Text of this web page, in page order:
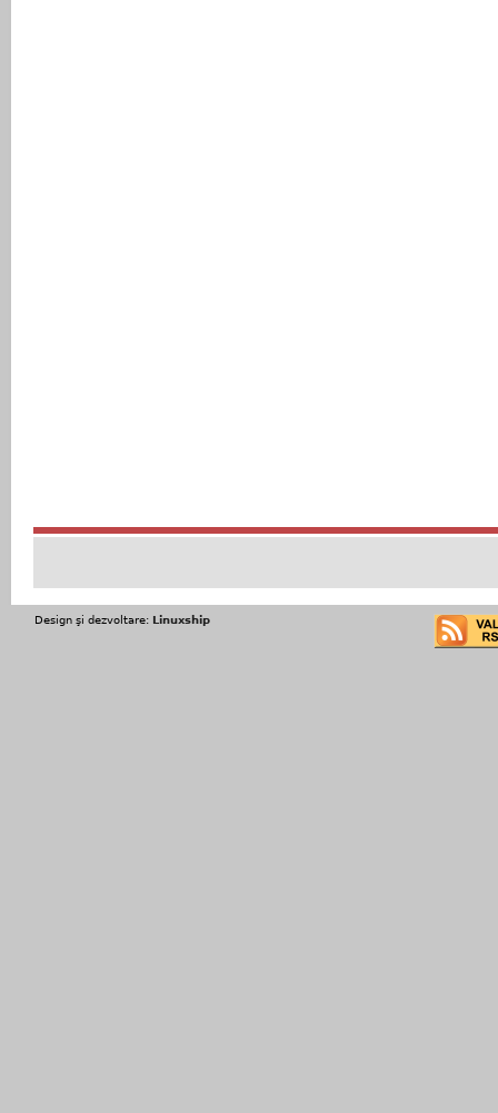
Design şi dezvoltare: Linuxship